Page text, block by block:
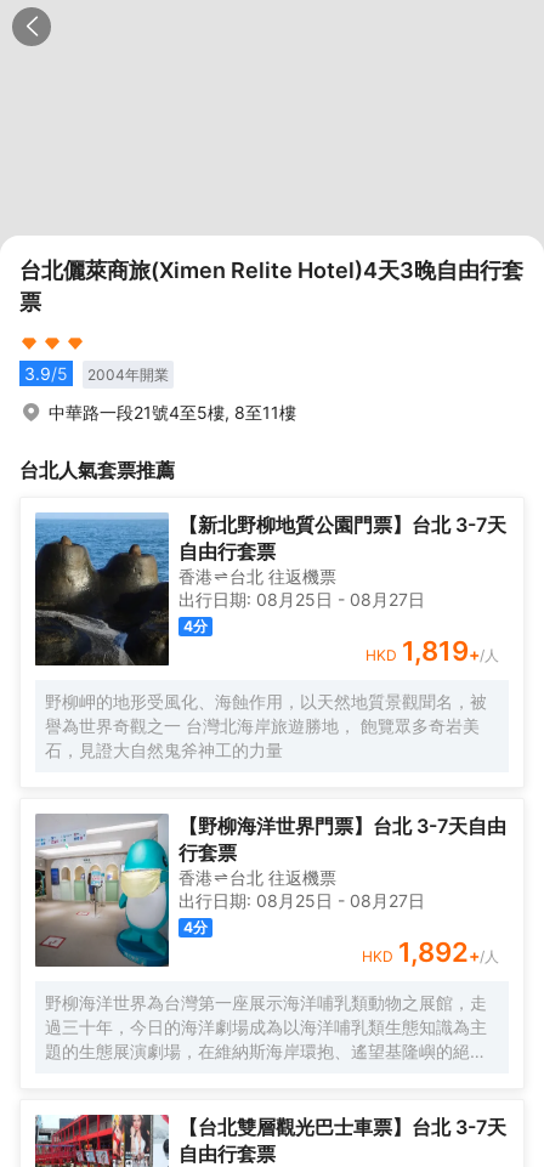
台北儷萊商旅(Ximen Relite Hotel)4天3晚自由行套
票
3.9/5 2004年開業
中華路一段21號4至5樓, 8至11樓
台北人氣套票推薦
【新北野柳地質公園門票】台北 3-7天
自由行套票
香港 台北 往返機票
出行日期: 08月25日 - 08月27日
4分
HKD 1,819+/人
野柳岬的地形受風化、海蝕作用，以天然地質景觀聞名，被
譽為世界奇觀之一 台灣北海岸旅遊勝地， 飽覽眾多奇岩美
石，見證大自然鬼斧神工的力量
【野柳海洋世界門票】台北 3-7天自由
行套票
香港 台北 往返機票
出行日期: 08月25日 - 08月27日
4分
HKD 1,892+/人
野柳海洋世界為台灣第一座展示海洋哺乳類動物之展館，走
過三十年，今日的海洋劇場成為以海洋哺乳類生態知識為主
題的生態展演劇場，在維納斯海岸環抱、遙望基隆嶼的絕美
【台北雙層觀光巴士車票】台北 3-7天
自由行套票